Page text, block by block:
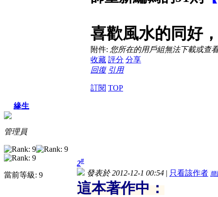
喜歡風水的同好
附件: 您所在的用戶組無法下載或查
收藏 評分 分享
回復 引用
訂閱 TOP
緣生
管理員
當前等級: 9
2#
發表於 2012-12-1 00:54 | 只看該作者 簡
這本著作中：